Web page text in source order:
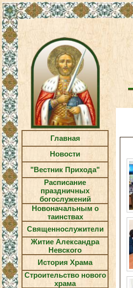
Главная
Новости
"Вестник Прихода"
Расписание
праздничных
богослужений
Новоначальным о
таинствах
Священнослужители
Житие Александра
Невского
История Храма
Строительство нового
храма